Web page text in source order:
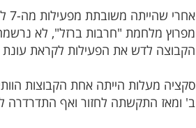
מפרוץ מלחמת "חרבות ברזל", לא
הקבוצה לדש את הפעילות לקראת עונת 25/26.
ב' ומאז התקשתה לחזור ואף התדרדרה לליגה ג'.